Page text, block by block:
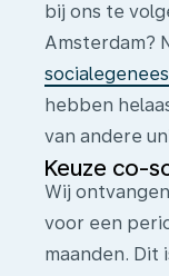
bij ons te
Amsterdam?
hebben
van andere
Keuze co-
Wij
voor een
maanden. Dit